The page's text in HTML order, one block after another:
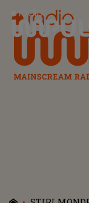
Radio Impuls